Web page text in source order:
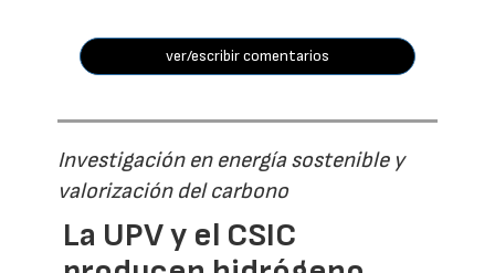
ver/escribir comentarios
Investigación en energía sostenible y
valorización del carbono
La UPV y el CSIC